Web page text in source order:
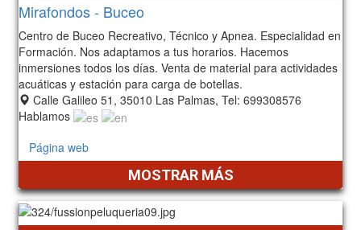
Mirafondos - Buceo
Centro de Buceo Recreativo, Técnico y Apnea. Especialidad en
Formación. Nos adaptamos a tus horarios. Hacemos
inmersiones todos los días. Venta de material para actividades
acuáticas y estación para carga de botellas.
Calle Galileo 51, 35010 Las Palmas, Tel: 699308576
Hablamos
Página web
MOSTRAR MÁS